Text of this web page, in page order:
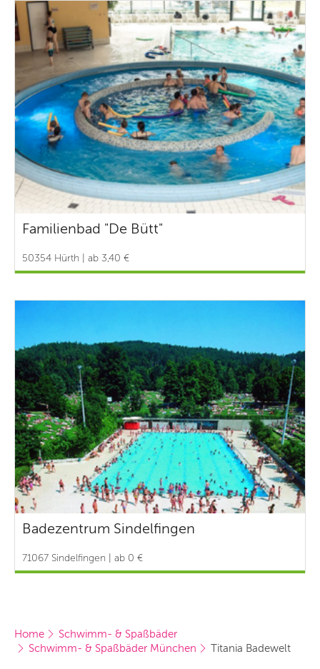
Familienbad "De Bütt"
50354 Hürth | ab 3,40 €
Badezentrum Sindelfingen
71067 Sindelfingen | ab 0 €
Home
Schwimm- & Spaßbäder
Schwimm- & Spaßbäder München
Titania Badewelt